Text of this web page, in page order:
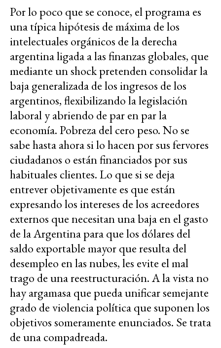
Por lo poco que se conoce, el programa es
una típica hipótesis de máxima de los
intelectuales orgánicos de la derecha
argentina ligada a las finanzas globales, que
mediante un shock pretenden consolidar la
baja generalizada de los ingresos de los
argentinos, flexibilizando la legislación
laboral y abriendo de par en par la
economía. Pobreza del cero peso. No se
sabe hasta ahora si lo hacen por sus fervores
ciudadanos o están financiados por sus
habituales clientes. Lo que si se deja
entrever objetivamente es que están
expresando los intereses de los acreedores
externos que necesitan una baja en el gasto
de la Argentina para que los dólares del
saldo exportable mayor que resulta del
desempleo en las nubes, les evite el mal
trago de una reestructuración. A la vista no
hay argamasa que pueda unificar semejante
grado de violencia política que suponen los
objetivos someramente enunciados. Se trata
de una compadreada.